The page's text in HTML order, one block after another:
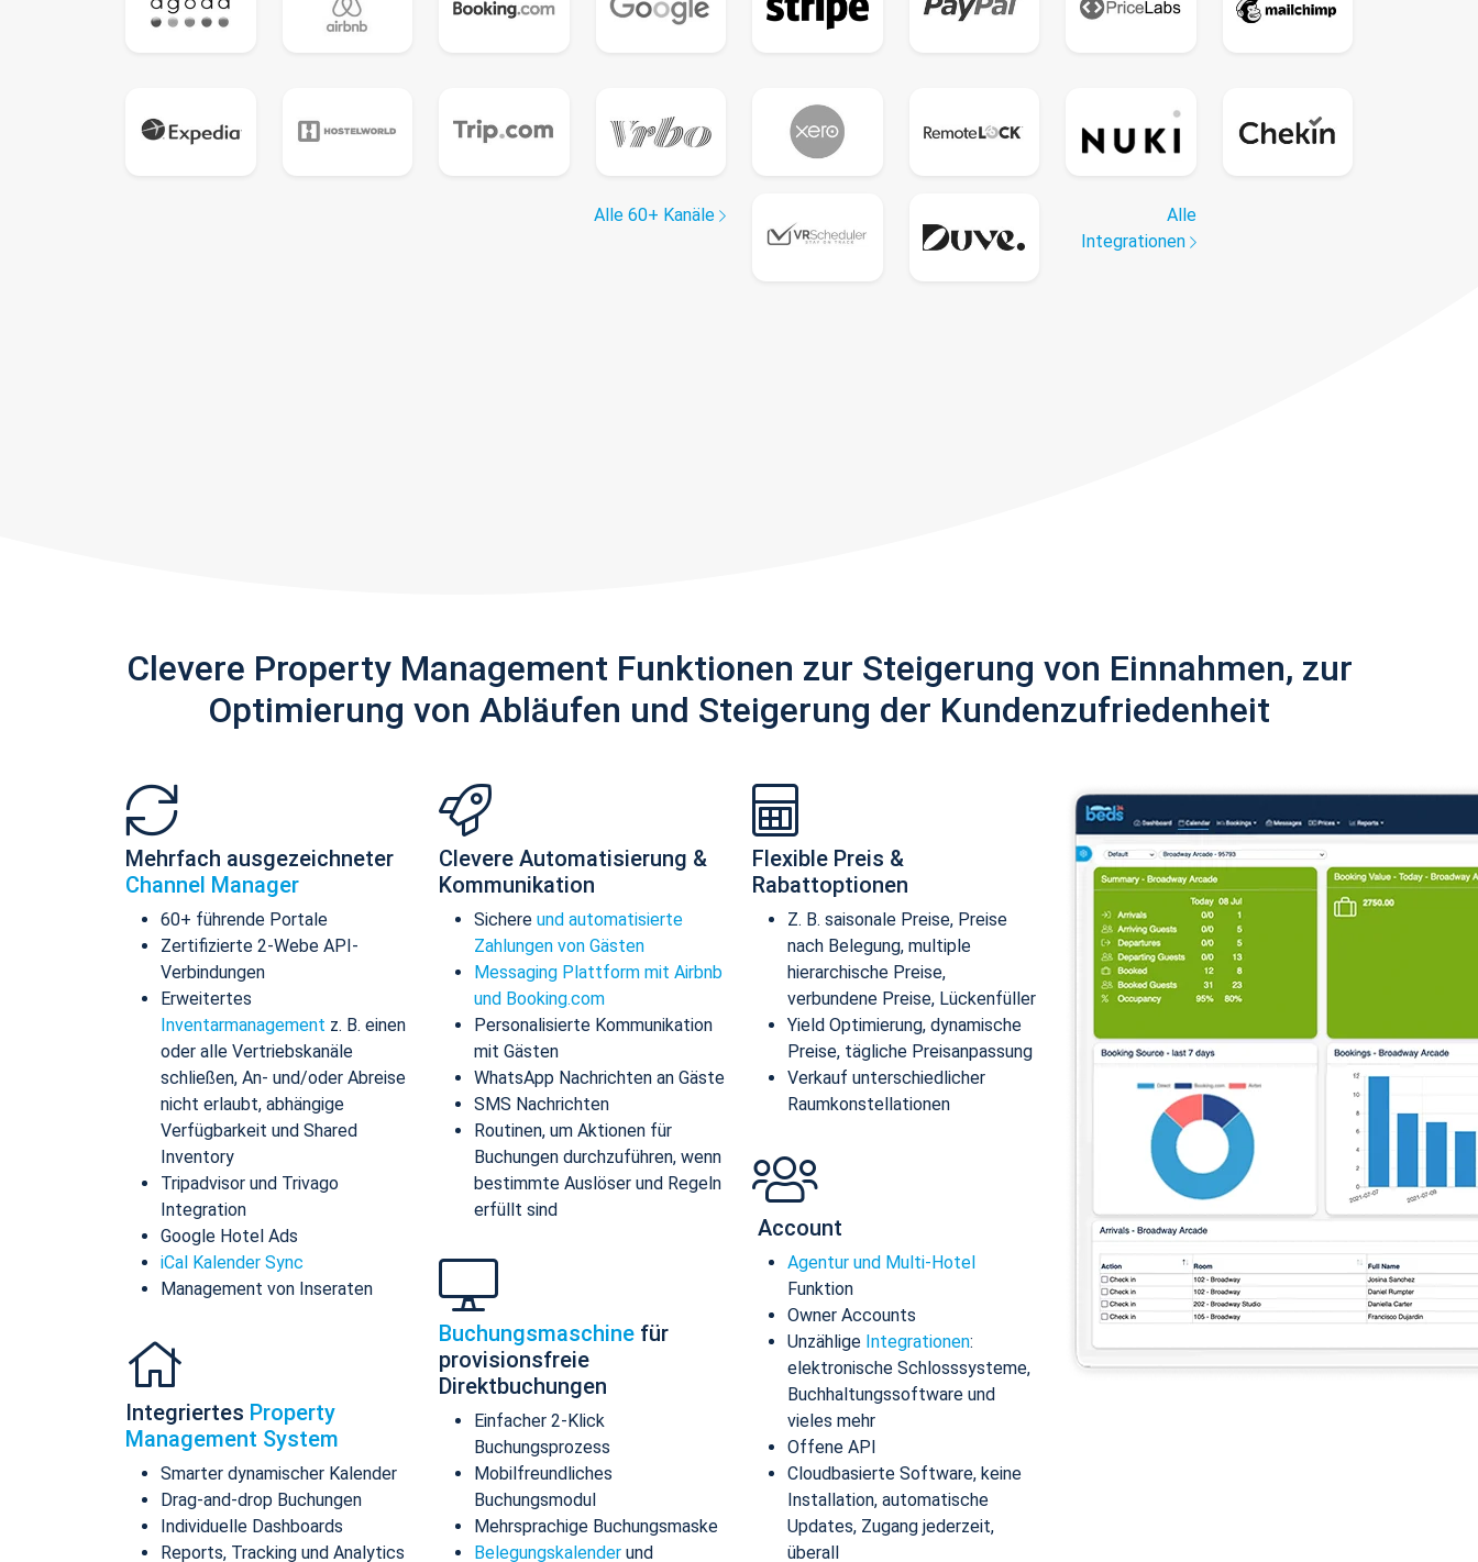
Alle 60+ Kanäle
Alle
Integrationen
Clevere Property Management Funktionen zur Steigerung von Einnahmen, zur
Optimierung von Abläufen und Steigerung der Kundenzufriedenheit
Mehrfach ausgezeichneter
Channel Manager
60+ führende Portale
Zertifizierte 2-Webe API-
Verbindungen
Erweitertes
Inventarmanagement z. B. einen
oder alle Vertriebskanäle
schließen, An- und/oder Abreise
nicht erlaubt, abhängige
Verfügbarkeit und Shared
Inventory
Tripadvisor und Trivago
Integration
Google Hotel Ads
iCal Kalender Sync
Management von Inseraten
Integriertes Property
Management System
Smarter dynamischer Kalender
Drag-and-drop Buchungen
Individuelle Dashboards
Reports, Tracking und Analytics
Clevere Automatisierung &
Kommunikation
Sichere und automatisierte
Zahlungen von Gästen
Messaging Plattform mit Airbnb
und Booking.com
Personalisierte Kommunikation
mit Gästen
WhatsApp Nachrichten an Gäste
SMS Nachrichten
Routinen, um Aktionen für
Buchungen durchzuführen, wenn
bestimmte Auslöser und Regeln
erfüllt sind
Buchungsmaschine für
provisionsfreie
Direktbuchungen
Einfacher 2-Klick
Buchungsprozess
Mobilfreundliches
Buchungsmodul
Mehrsprachige Buchungsmaske
Belegungskalender und
Flexible Preis &
Rabattoptionen
Z. B. saisonale Preise, Preise
nach Belegung, multiple
hierarchische Preise,
verbundene Preise, Lückenfüller
Yield Optimierung, dynamische
Preise, tägliche Preisanpassung
Verkauf unterschiedlicher
Raumkonstellationen
Account
Agentur und Multi-Hotel
Funktion
Owner Accounts
Unzählige Integrationen:
elektronische Schlosssysteme,
Buchhaltungssoftware und
vieles mehr
Offene API
Cloudbasierte Software, keine
Installation, automatische
Updates, Zugang jederzeit,
überall